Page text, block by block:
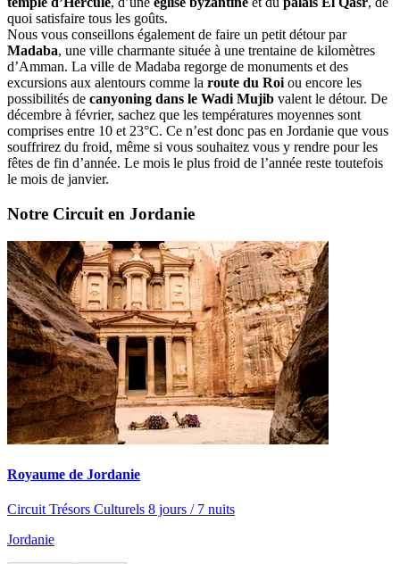
quoi satisfaire tous les goûts.
Nous vous conseillons également de faire un petit détour par
Madaba, une ville charmante située à une trentaine de kilomètres
d’Amman. La ville de Madaba regorge de monuments et des
excursions aux alentours comme la route du Roi ou encore les
possibilités de canyoning dans le Wadi Mujib valent le détour. De
décembre à février, sachez que les températures moyennes sont
comprises entre 10 et 23°C. Ce n’est donc pas en Jordanie que vous
souffrirez du froid, même si vous souhaitez vous y rendre pour les
fêtes de fin d’année. Le mois le plus froid de l’année reste toutefois
le mois de janvier.
Notre Circuit en Jordanie
Royaume de Jordanie
Circuit Trésors Culturels 8 jours / 7 nuits
Jordanie